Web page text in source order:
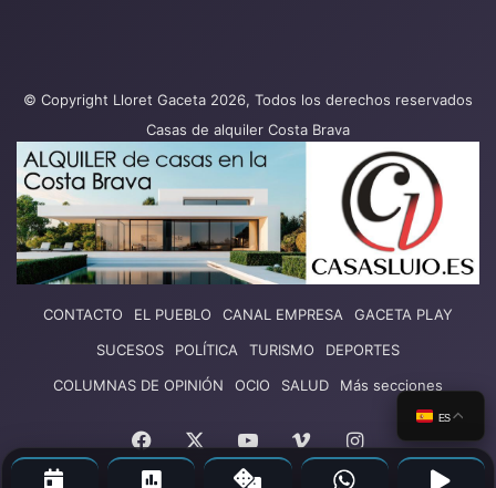
© Copyright Lloret Gaceta 2026, Todos los derechos reservados
Casas de alquiler Costa Brava
CONTACTO EL PUEBLO CANAL EMPRESA
GACETA PLAY
SUCESOS
POLÍTICA TURISMO
DEPORTES
COLUMNAS DE OPINIÓN
OCIO SALUD Más secciones
Facebook YouTubeVimeoInstagram
ES